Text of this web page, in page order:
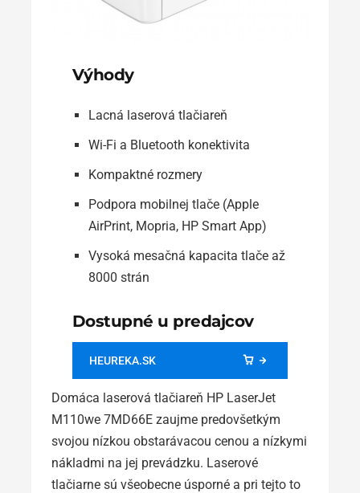
Výhody
Lacná laserová tlačiareň
Wi-Fi a Bluetooth konektivita
Kompaktné rozmery
Podpora mobilnej tlače (Apple
AirPrint, Mopria, HP Smart App)
Vysoká mesačná kapacita tlače až
8000 strán
Dostupné u predajcov
HEUREKA.SK
Domáca laserová tlačiareň HP LaserJet
M110we 7MD66E zaujme predovšetkým
svojou nízkou obstarávacou cenou a nízkymi
nákladmi na jej prevádzku. Laserové
tlačiarne sú všeobecne úsporné a pri tejto to